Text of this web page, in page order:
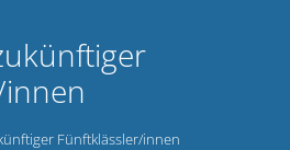
Fünftklässler/innen